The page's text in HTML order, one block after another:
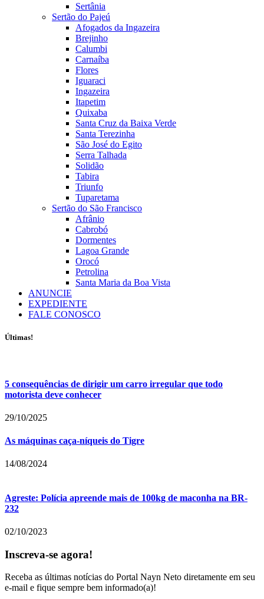
Sertânia
Sertão do Pajeú
Afogados da Ingazeira
Brejinho
Calumbi
Carnaíba
Flores
Iguaraci
Ingazeira
Itapetim
Quixaba
Santa Cruz da Baixa Verde
Santa Terezinha
São José do Egito
Serra Talhada
Solidão
Tabira
Triunfo
Tuparetama
Sertão do São Francisco
Afrânio
Cabrobó
Dormentes
Lagoa Grande
Orocó
Petrolina
Santa Maria da Boa Vista
ANUNCIE
EXPEDIENTE
FALE CONOSCO
Últimas!
5 consequências de dirigir um carro irregular que todo
motorista deve conhecer
29/10/2025
As máquinas caça-níqueis do Tigre
14/08/2024
Agreste: Polícia apreende mais de 100kg de maconha na BR-
232
02/10/2023
Inscreva-se agora!
Receba as últimas notícias do Portal Nayn Neto diretamente em seu
e-mail e fique sempre bem informado(a)!